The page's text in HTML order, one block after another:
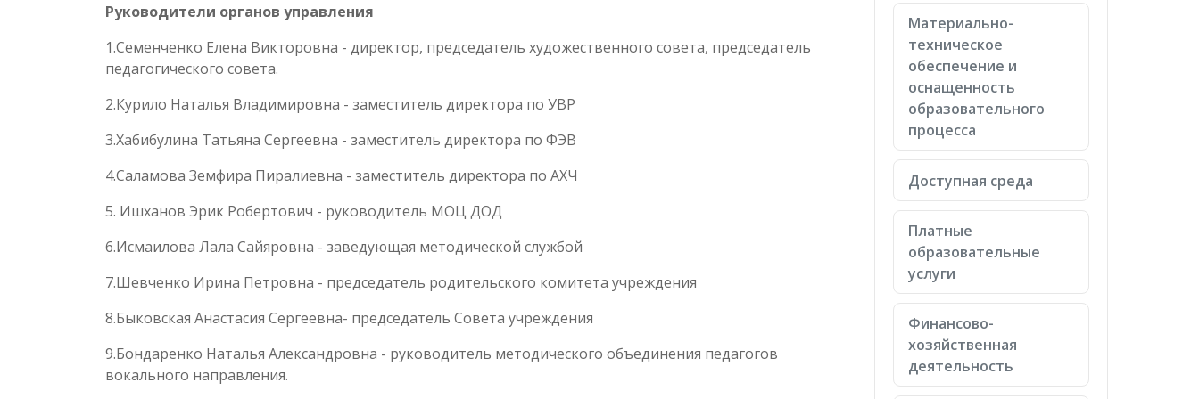
Руководители органов управления
1.Семенченко Елена Викторовна - директор, председатель художественного совета, председатель
педагогического совета.
2.Курило Наталья Владимировна - заместитель директора по УВР
3.Хабибулина Татьяна Сергеевна - заместитель директора по ФЭВ
4.Саламова Земфира Пиралиевна - заместитель директора по АХЧ
5. Ишханов Эрик Робертович - руководитель МОЦ ДОД
6.Исмаилова Лала Сайяровна - заведующая методической службой
7.Шевченко Ирина Петровна - председатель родительского комитета учреждения
8.Быковская Анастасия Сергеевна- председатель Совета учреждения
9.Бондаренко Наталья Александровна - руководитель методического объединения педагогов
вокального направления.
Материально-
техническое
обеспечение и
оснащенность
образовательного
процесса
Доступная среда
Платные
образовательные
услуги
Финансово-
хозяйственная
деятельность